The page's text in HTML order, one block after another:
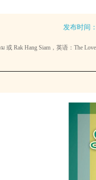
发布时间
或 Rak Hang Siam，英语：The